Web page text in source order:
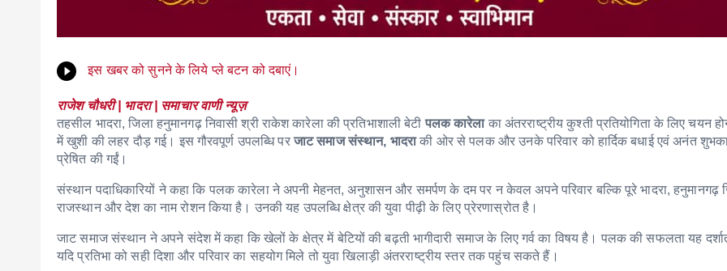
इस खबर को सुनने के लिये प्ले बटन को दबाएं।
राजेश चौधरी | भादरा | समाचार वाणी न्यूज़
तहसील भादरा, जिला हनुमानगढ़ निवासी श्री राकेश कारेला की प्रतिभाशाली बेटीपलक कारेलाका अंतरराष्ट्रीय कुश्ती प्रतियोगिता के लिए चयन
में खुशी की लहर दौड़ गई। इस गौरवपूर्ण उपलब्धि परजाट समाज संस्थान, भादराकी ओर से पलक और उनके परिवार को हार्दिक बधाई एवं अनंत
प्रेषित की गईं।
संस्थान पदाधिकारियों ने कहा कि पलक कारेला ने अपनी मेहनत, अनुशासन और समर्पण के दम पर न केवल अपने परिवार बल्कि पूरे भादरा, हनुमानगढ़
राजस्थान और देश का नाम रोशन किया है। उनकी यह उपलब्धि क्षेत्र की युवा पीढ़ी के लिए प्रेरणास्रोत है।
जाट समाज संस्थान ने अपने संदेश में कहा कि खेलों के क्षेत्र में बेटियों की बढ़ती भागीदारी समाज के लिए गर्व का विषय है। पलक की सफलता यह
यदि प्रतिभा को सही दिशा और परिवार का सहयोग मिले तो युवा खिलाड़ी अंतरराष्ट्रीय स्तर तक पहुंच सकते हैं।